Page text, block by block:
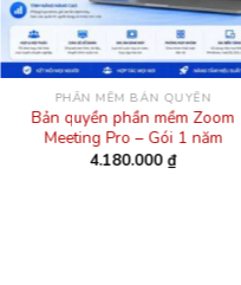
PHẦN MỀM BẢN QUYỀN
Bản quyền phần mềm Zoom
Meeting Pro – Gói 1 năm
4.180.000₫